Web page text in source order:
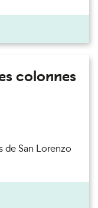
colonnes
San Lorenzo